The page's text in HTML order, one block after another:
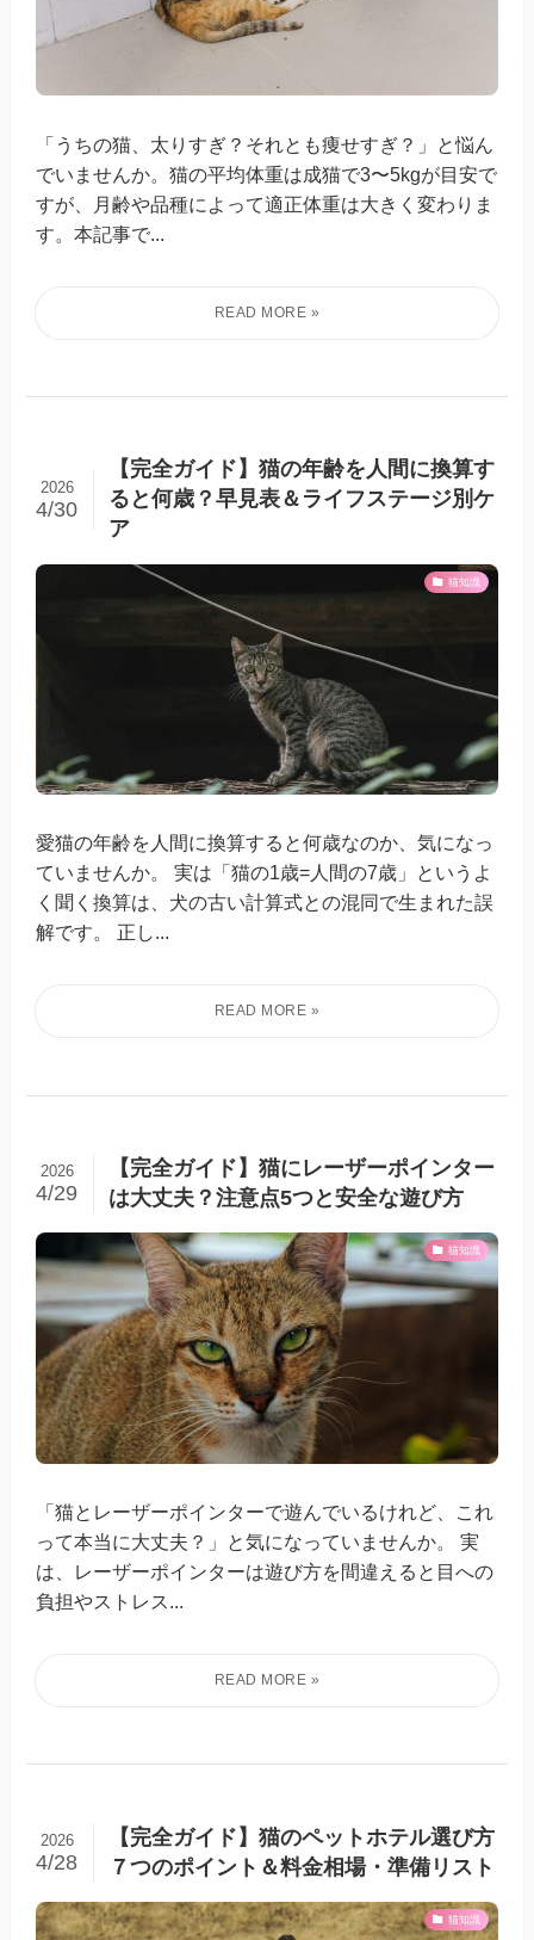
「うちの猫、太りすぎ？それとも痩せすぎ？」と悩ん
でいませんか。猫の平均体重は成猫で3〜5kgが目安で
すが、月齢や品種によって適正体重は大きく変わりま
す。本記事で...
【完全ガイド】猫の年齢を人間に換算す
ると何歳？早見表＆ライフステージ別ケ
ア
2026
4/30
猫知識
愛猫の年齢を人間に換算すると何歳なのか、気になっ
ていませんか。 実は「猫の1歳=人間の7歳」というよ
く聞く換算は、犬の古い計算式との混同で生まれた誤
解です。 正し...
【完全ガイド】猫にレーザーポインター
は大丈夫？注意点5つと安全な遊び方
2026
4/29
猫知識
「猫とレーザーポインターで遊んでいるけれど、これ
って本当に大丈夫？」と気になっていませんか。 実
は、レーザーポインターは遊び方を間違えると目への
負担やストレス...
【完全ガイド】猫のペットホテル選び方
７つのポイント＆料金相場・準備リスト
2026
4/28
猫知識